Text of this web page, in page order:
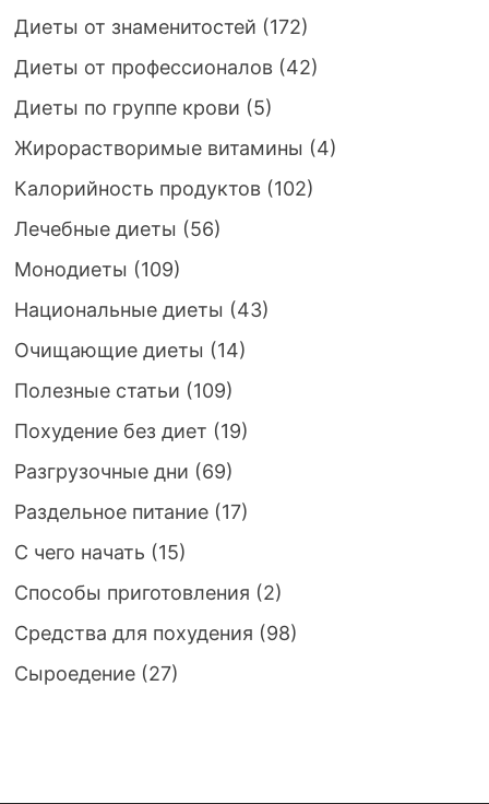
Диеты от знаменитостей (172)
Диеты от профессионалов(42)
Диеты по группе крови (5)
Жирорастворимые витамины (4)
Калорийность продуктов(102)
Лечебные диеты (56)
Монодиеты (109)
Национальные диеты (43)
Очищающие диеты (14)
Полезные статьи (109)
Похудение без диет (19)
Разгрузочные дни (69)
Раздельное питание(17)
С чего начать (15)
Способы приготовления (2)
Средства для похудения (98)
Сыроедение(27)